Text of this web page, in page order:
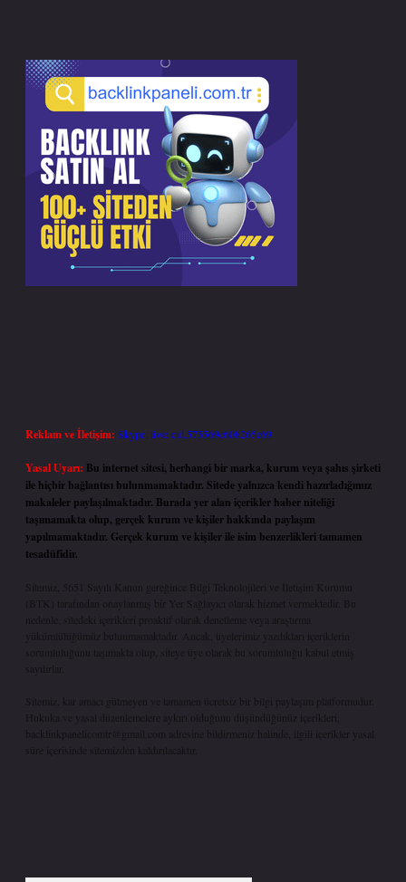
Reklam ve İletişim: Skype: live:.cid.575569c608265c69
Yasal Uyarı: Bu internet sitesi, herhangi bir marka, kurum veya şahıs şirketi
ile hiçbir bağlantısı bulunmamaktadır. Sitede yalnızca kendi hazırladığımız
makaleler paylaşılmaktadır. Burada yer alan içerikler haber niteliği
taşımamakta olup, gerçek kurum ve kişiler hakkında paylaşım
yapılmamaktadır. Gerçek kurum ve kişiler ile isim benzerlikleri tamamen
tesadüfidir.
Sitemiz, 5651 Sayılı Kanun gereğince Bilgi Teknolojileri ve İletişim Kurumu
(BTK) tarafından onaylanmış bir Yer Sağlayıcı olarak hizmet vermektedir. Bu
nedenle, sitedeki içerikleri proaktif olarak denetleme veya araştırma
yükümlülüğümüz bulunmamaktadır. Ancak, üyelerimiz yazdıkları içeriklerin
sorumluluğunu taşımakta olup, siteye üye olarak bu sorumluluğu kabul etmiş
sayılırlar.
Sitemiz, kar amacı gütmeyen ve tamamen ücretsiz bir bilgi paylaşım platformudur.
Hukuka ve yasal düzenlemelere aykırı olduğunu düşündüğünüz içerikleri,
backlinkpanelicomtr@gmail.com
adresine bildirmeniz halinde, ilgili içerikler yasal
süre içerisinde sitemizden kaldırılacaktır.